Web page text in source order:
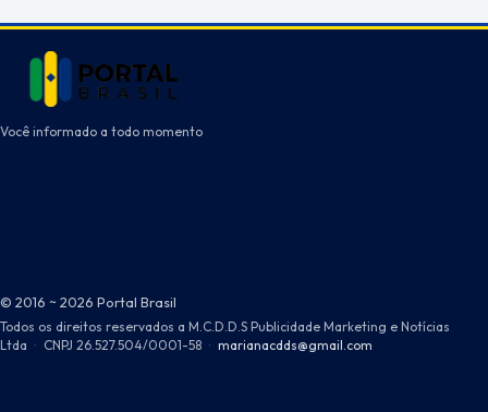
Você informado a todo momento
© 2016 ~ 2026 Portal Brasil
Todos os direitos reservados a M.C.D.D.S Publicidade Marketing e Notícias
Ltda · CNPJ 26.527.504/0001-58 · marianacdds@gmail.com